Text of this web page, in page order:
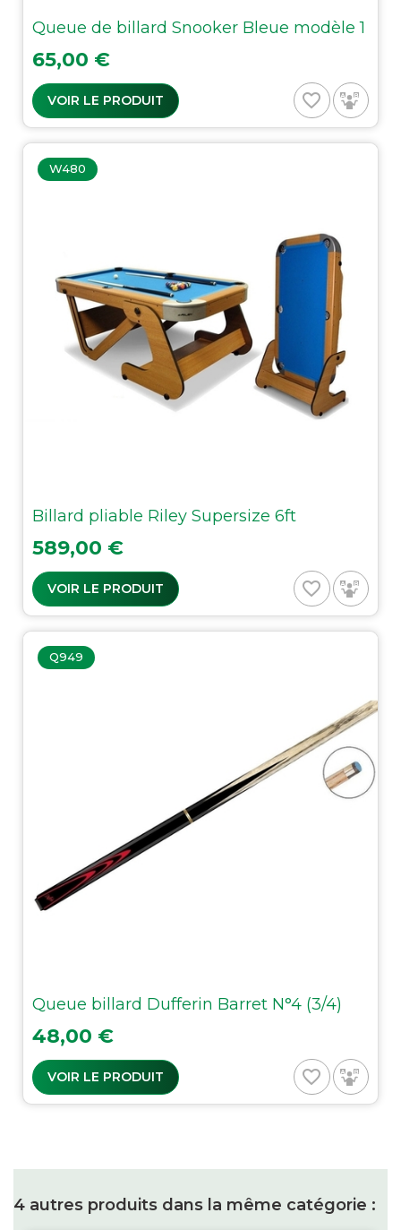
Queue de billard Snooker Bleue modèle 1
Prix
65,00 €
VOIR LE PRODUIT favorite_border
W480
Billard pliable Riley Supersize 6ft
Prix
589,00 €
VOIR LE PRODUIT favorite_border
Q949
Queue billard Dufferin Barret N°4 (3/4)
Prix
48,00 €
VOIR LE PRODUIT favorite_border
4 autres produits dans la même catégorie :